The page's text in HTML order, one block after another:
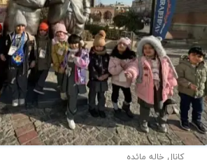
کانال خاله مائده